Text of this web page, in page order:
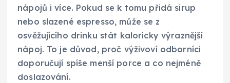
nápojů i více. Pokud se k tomu přidá sirup
nebo slazené espresso, může se z
osvěžujícího drinku stát kaloricky výraznější
nápoj. To je důvod, proč výživoví odborníci
doporučují spíše menší porce a co nejméně
doslazování.